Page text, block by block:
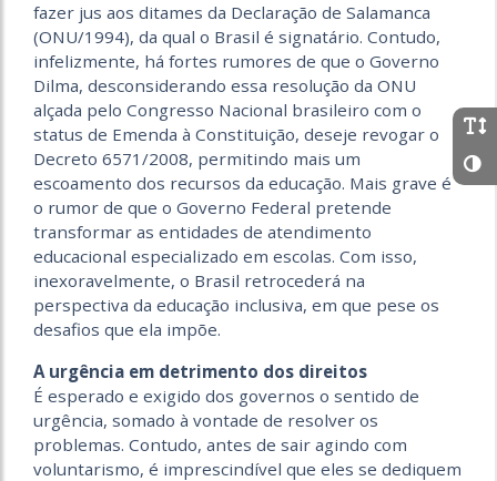
fazer jus aos ditames da Declaração de Salamanca
(ONU/1994), da qual o Brasil é signatário. Contudo,
infelizmente, há fortes rumores de que o Governo
Dilma, desconsiderando essa resolução da ONU
alçada pelo Congresso Nacional brasileiro com o
status de Emenda à Constituição, deseje revogar o
Decreto 6571/2008, permitindo mais um
escoamento dos recursos da educação. Mais grave é
o rumor de que o Governo Federal pretende
transformar as entidades de atendimento
educacional especializado em escolas. Com isso,
inexoravelmente, o Brasil retrocederá na
perspectiva da educação inclusiva, em que pese os
desafios que ela impõe.
A urgência em detrimento dos direitos
É esperado e exigido dos governos o sentido de
urgência, somado à vontade de resolver os
problemas. Contudo, antes de sair agindo com
voluntarismo, é imprescindível que eles se dediquem